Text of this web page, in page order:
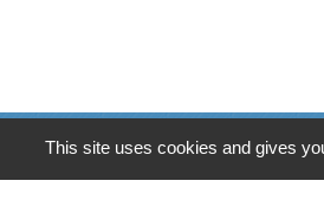
This site uses cookies and gives